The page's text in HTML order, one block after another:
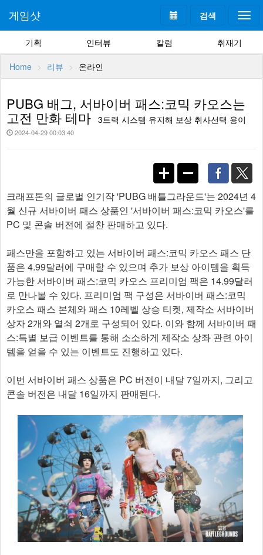
검색
게임샷
기획 인터뷰 칼럼 취재기
Home 리뷰 온라인
PUBG 배그, 서바이버 패스:코믹 카오스는
고전 만화 테마 3트랙 시스템 유지해 보상 취사선택 용이
2024-04-29 00:03:40
크래프톤의 글로벌 인기작 'PUBG 배틀그라운드'는 2024년 4
월 신규 서바이버 패스 상품인 '서바이버 패스:코믹 카오스'를
PC 및 콘솔 버전에 절찬 판매하고 있다.
패스만을 포함하고 있는 서바이버 패스:코믹 카오스 패스 단
품은 4.99달러에 구매할 수 있으며 추가 보상 아이템을 획득
가능한 서바이버 패스:코믹 카오스 프리미엄 팩은 14.99달러
로 만나볼 수 있다. 프리미엄 팩 구성은 서바이버 패스:코믹
카오스 패스 본체와 패스 10레벨 상승 티켓, 제작소 서바이버
상자 2개와 열쇠 2개로 구성되어 있다. 이와 함께 서바이버 패
스:특별 보급 이벤트를 통해 소소하게 제작소 상좌 관련 아이
템을 얻을 수 있는 이벤트도 진행하고 있다.
이번 서바이버 패스 상품은 PC 버전이 내달 7일까지, 그리고
콘솔 버전은 내달 16일까지 판매된다.